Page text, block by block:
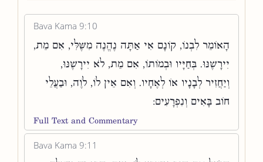
Bava Kama 9:10
הָאוֹמֵר לִבְנוֹ, קוֹנָם אִי אַתָּה נֶהֱנֶה מִשֶּׁלִּי, אִם מֵת,
יִירָשֶׁנּוּ. בְּחַיָּיו וּבְמוֹתוֹ, אִם מֵת, לֹא יִירָשֶׁנּוּ,
וְיַחֲזִיר לְבָנָיו אוֹ לְאֶחָיו. וְאִם אֵין לוֹ, לֹוֶה, וּבַעֲלֵי
חוֹב בָּאִים וְנִפְרָעִים:
Full Text and Commentary
Bava Kama 9:11